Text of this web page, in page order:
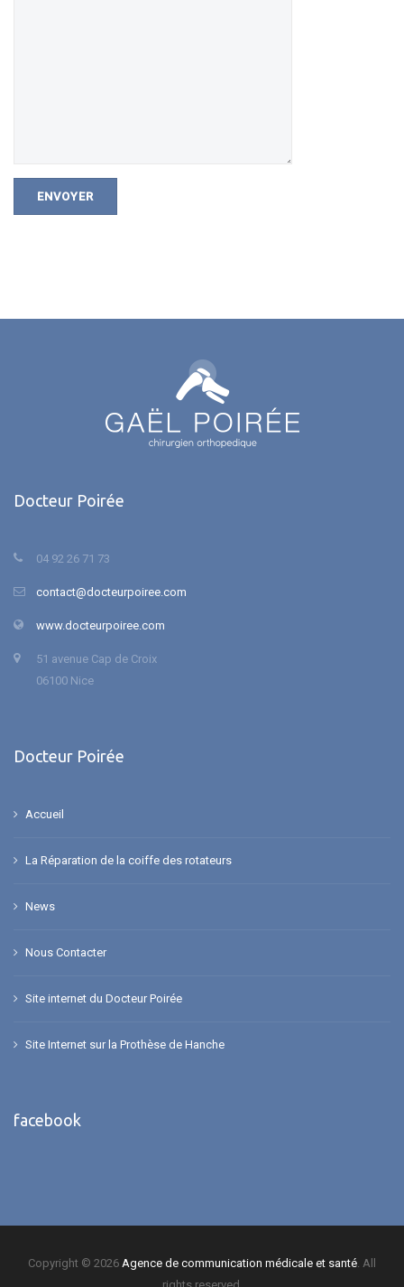
Docteur Poirée
04 92 26 71 73
contact@docteurpoiree.com
www.docteurpoiree.com
51 avenue Cap de Croix
06100 Nice
Docteur Poirée
Accueil
La Réparation de la coiffe des rotateurs
News
Nous Contacter
Site internet du Docteur Poirée
Site Internet sur la Prothèse de Hanche
facebook
Copyright © 2026 Agence de communication médicale et santé. All